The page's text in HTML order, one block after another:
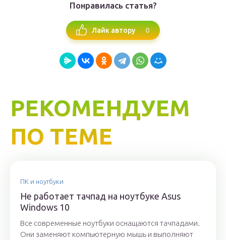
Понравилась статья?
Лайк автору 0
РЕКОМЕНДУЕМ
ПО ТЕМЕ
ПК и ноутбуки
Не работает тачпад на ноутбуке Asus
Windows 10
Все современные ноутбуки оснащаются тачпадами.
Они заменяют компьютерную мышь и выполняют